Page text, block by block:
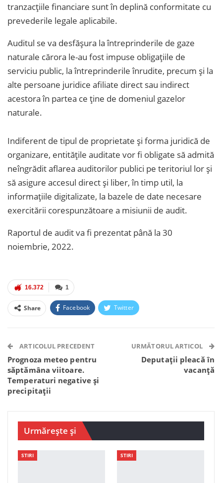
tranzacțiile financiare sunt în deplină conformitate cu
prevederile legale aplicabile.
Auditul se va desfășura la întreprinderile de gaze
naturale cărora le-au fost impuse obligațiile de
serviciu public, la întreprinderile înrudite, precum și la
alte persoane juridice afiliate direct sau indirect
acestora în partea ce ține de domeniul gazelor
naturale.
Indiferent de tipul de proprietate și forma juridică de
organizare, entitățile auditate vor fi obligate să admită
neîngrădit aflarea auditorilor publici pe teritoriul lor și
să asigure accesul direct și liber, în timp util, la
informațiile digitalizate, la bazele de date necesare
exercitării corespunzătoare a misiunii de audit.
Raportul de audit va fi prezentat până la 30
noiembrie, 2022.
1
16.372
Share Facebook Twitter
Telegram WhatsApp Viber
ARTICOLUL PRECEDENT
Prognoza meteo pentru
săptămâna viitoare.
Temperaturi negative și
precipitații
URMĂTORUL ARTICOL
Deputații pleacă în
vacanță
Urmărește și
STIRI STIRI